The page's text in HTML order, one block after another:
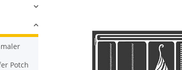
Potch